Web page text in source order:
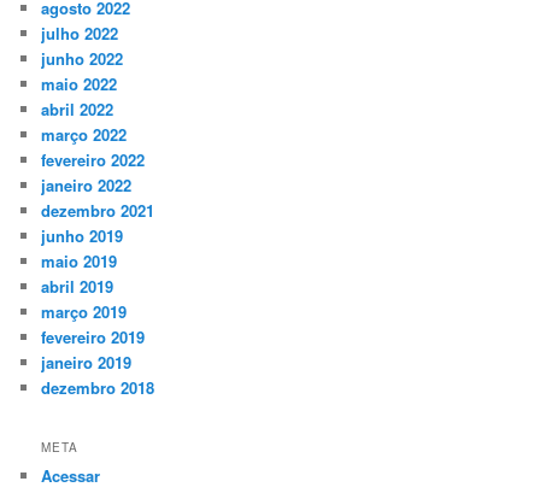
agosto 2022
julho 2022
junho 2022
maio 2022
abril 2022
março 2022
fevereiro 2022
janeiro 2022
dezembro 2021
junho 2019
maio 2019
abril 2019
março 2019
fevereiro 2019
janeiro 2019
dezembro 2018
META
Acessar